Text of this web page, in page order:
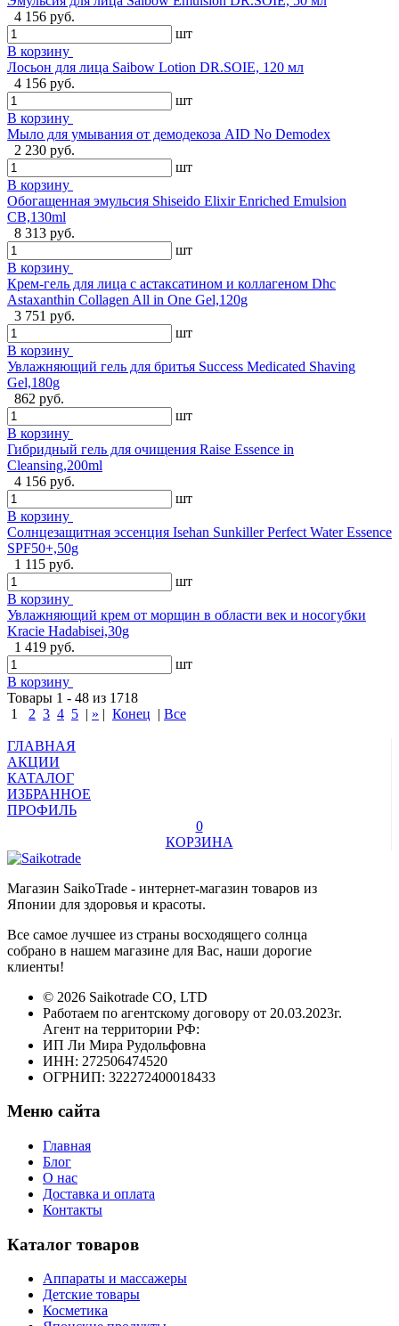
4 156 руб.
шт
В корзину
Лосьон для лица Saibow Lotion DR.SOIE, 120 мл
4 156 руб.
шт
В корзину
Мыло для умывания от демодекоза AID No Demodex
2 230 руб.
шт
В корзину
Обогащенная эмульсия Shiseido Elixir Enriched Emulsion
CB,130ml
8 313 руб.
шт
В корзину
Крем-гель для лица с астаксатином и коллагеном Dhc
Astaxanthin Collagen All in One Gel,120g
3 751 руб.
шт
В корзину
Увлажняющий гель для бритья Success Medicated Shaving
Gel,180g
862 руб.
шт
В корзину
Гибридный гель для очищения Raise Essence in
Cleansing,200ml
4 156 руб.
шт
В корзину
Солнцезащитная эссенция Isehan Sunkiller Perfect Water Essence
SPF50+,50g
1 115 руб.
шт
В корзину
Увлажняющий крем от морщин в области век и носогубки
Kracie Hadabisei,30g
1 419 руб.
шт
В корзину
Товары 1 - 48 из 1718
1
2 3 4 5 | » | Конец | Все
ГЛАВНАЯ
АКЦИИ
КАТАЛОГ
ИЗБРАННОЕ
ПРОФИЛЬ
0
КОРЗИНА
Магазин SaikoTrade - интернет-магазин товаров из
Японии для здоровья и красоты.
Все самое лучшее из страны восходящего солнца
собрано в нашем магазине для Вас, наши дорогие
клиенты!
© 2026 Saikotrade CO, LTD
Работаем по агентскому договору от 20.03.2023г.
Агент на территории РФ:
ИП Ли Мира Рудольфовна
ИНН: 272506474520
ОГРНИП: 322272400018433
Меню сайта
Главная
Блог
О нас
Доставка и оплата
Контакты
Каталог товаров
Аппараты и массажеры
Детские товары
Косметика